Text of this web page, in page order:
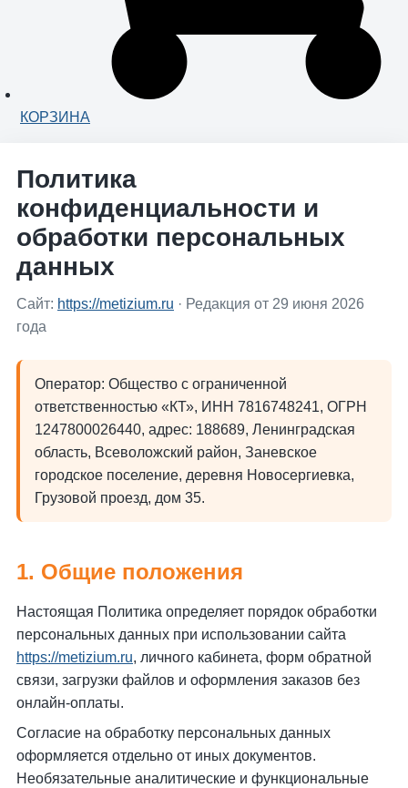
КОРЗИНА
Политика
конфиденциальности и
обработки персональных
данных
Сайт: https://metizium.ru · Редакция от 29 июня 2026
года
Оператор: Общество с ограниченной
ответственностью «КТ», ИНН 7816748241, ОГРН
1247800026440, адрес: 188689, Ленинградская
область, Всеволожский район, Заневское
городское поселение, деревня Новосергиевка,
Грузовой проезд, дом 35.
1. Общие положения
Настоящая Политика определяет порядок обработки
персональных данных при использовании сайта
https://metizium.ru, личного кабинета, форм обратной
связи, загрузки файлов и оформления заказов без
онлайн-оплаты.
Согласие на обработку персональных данных
оформляется отдельно от иных документов.
Необязательные аналитические и функциональные